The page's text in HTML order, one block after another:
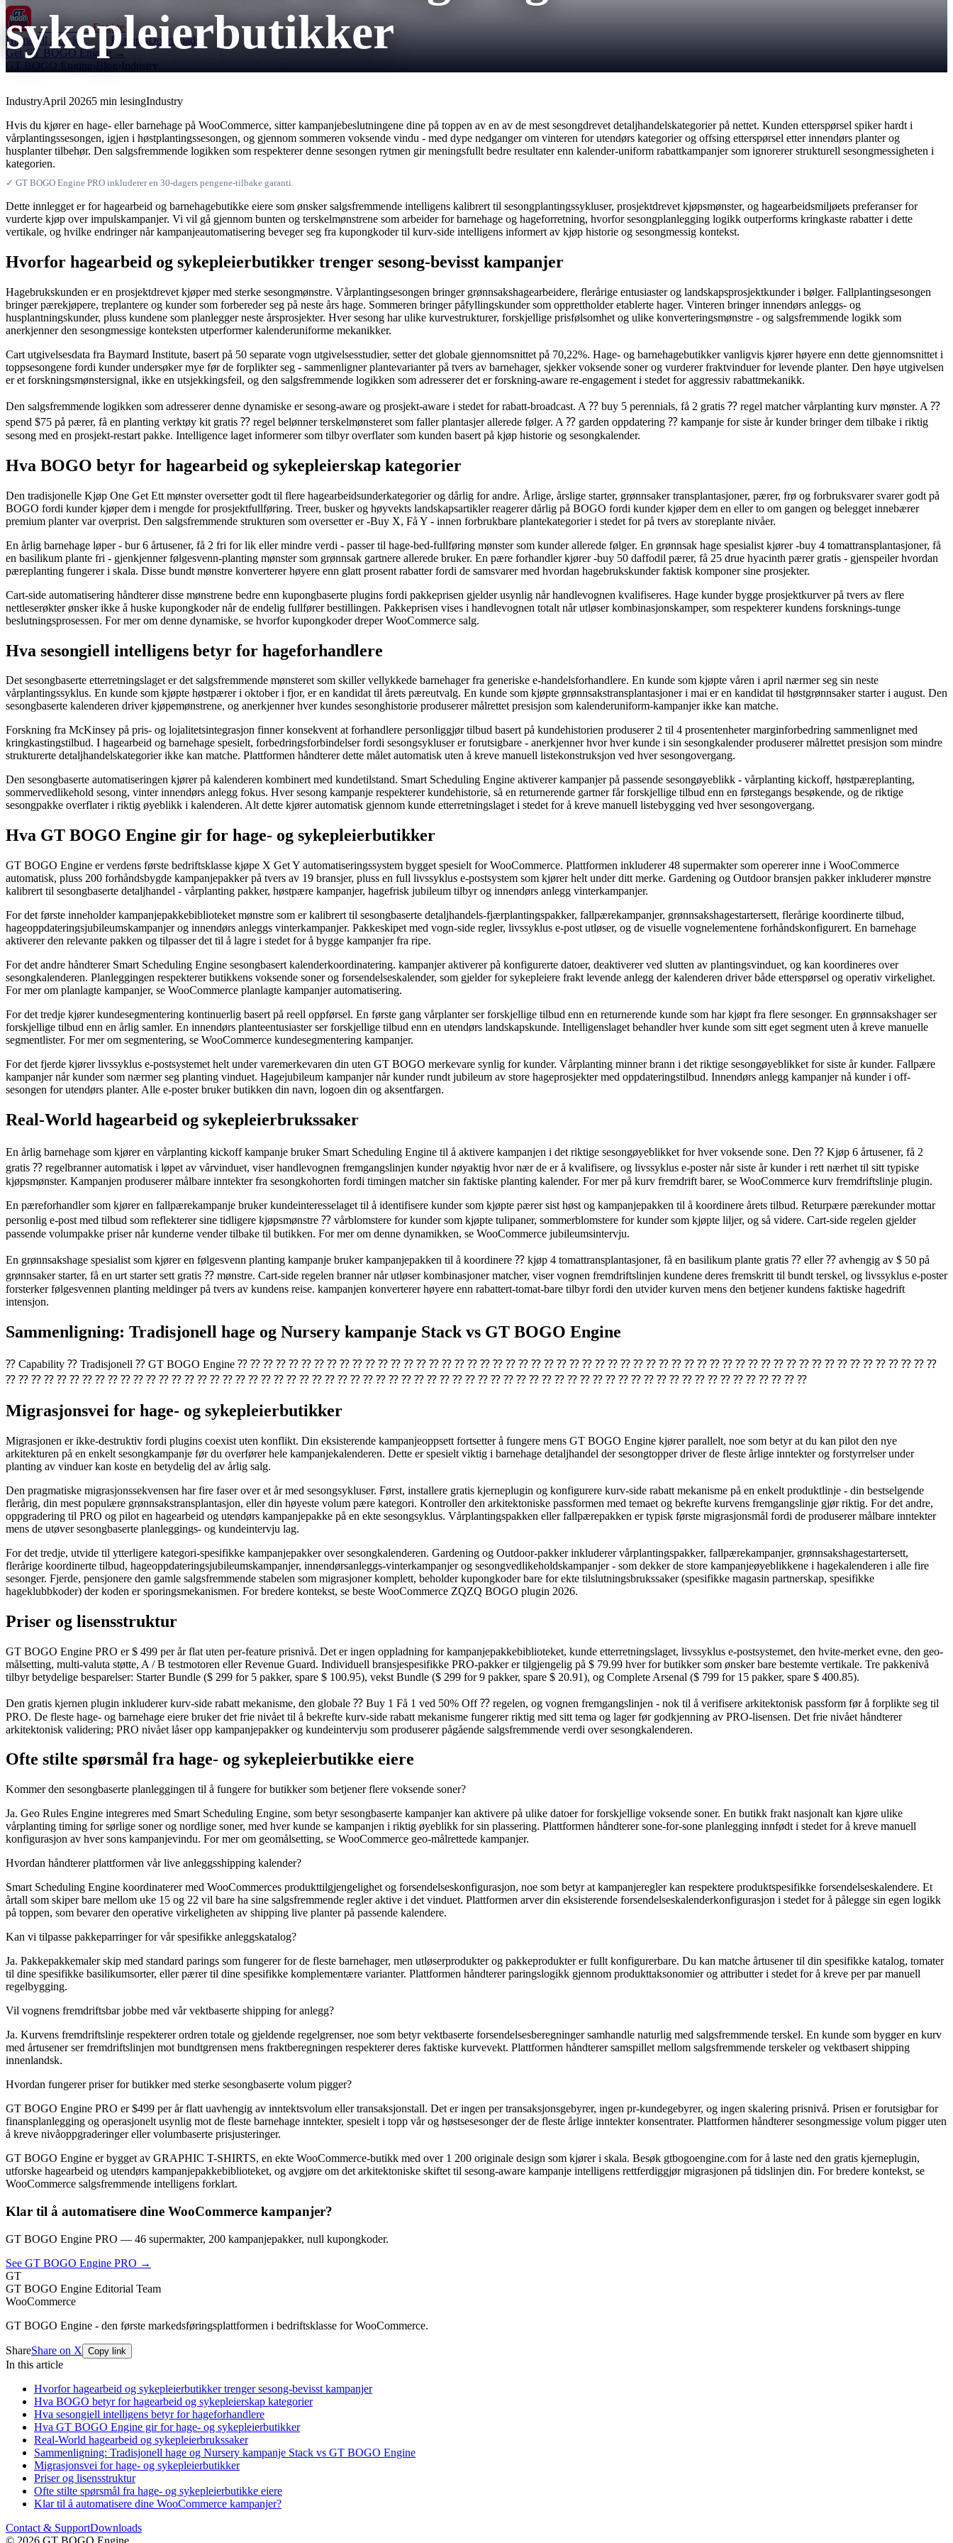
GT BOGOEngine
Home All Articles FeaturesDownloads
Get GT BOGO Engine →
GT BOGO Engine ›Blog ›Industry
sykepleierbutikker
IndustryApril 20265 min lesingIndustry
Hvis du kjører en hage- eller barnehage på WooCommerce, sitter kampanjebeslutningene dine på toppen av en av de mest sesongdrevet detaljhandelskategorier på nettet. Kunden etterspørsel spiker hardt i
vårplantingssesongen, igjen i høstplantingssesongen, og gjennom sommeren voksende vindu - med dype nedganger om vinteren for utendørs kategorier og offsing etterspørsel etter innendørs planter og
husplanter tilbehør. Den salgsfremmende logikken som respekterer denne sesongen rytmen gir meningsfullt bedre resultater enn kalender-uniform rabattkampanjer som ignorerer strukturell sesongmessigheten i
kategorien.
✓ GT BOGO Engine PRO inkluderer en 30-dagers pengene-tilbake garanti.
Dette innlegget er for hagearbeid og barnehagebutikke eiere som ønsker salgsfremmende intelligens kalibrert til sesongplantingssykluser, prosjektdrevet kjøpsmønster, og hagearbeidsmiljøets preferanser for
vurderte kjøp over impulskampanjer. Vi vil gå gjennom bunten og terskelmønstrene som arbeider for barnehage og hageforretning, hvorfor sesongplanlegging logikk outperforms kringkaste rabatter i dette
vertikale, og hvilke endringer når kampanjeautomatisering beveger seg fra kupongkoder til kurv-side intelligens informert av kjøp historie og sesongmessig kontekst.
Hvorfor hagearbeid og sykepleierbutikker trenger sesong-bevisst kampanjer
Hagebrukskunden er en prosjektdrevet kjøper med sterke sesongmønstre. Vårplantingsesongen bringer grønnsakshagearbeidere, flerårige entusiaster og landskapsprosjektkunder i bølger. Fallplantingsesongen
bringer pærekjøpere, treplantere og kunder som forbereder seg på neste års hage. Sommeren bringer påfyllingskunder som opprettholder etablerte hager. Vinteren bringer innendørs anleggs- og
husplantningskunder, pluss kundene som planlegger neste årsprosjekter. Hver sesong har ulike kurvestrukturer, forskjellige prisfølsomhet og ulike konverteringsmønstre - og salgsfremmende logikk som
anerkjenner den sesongmessige konteksten utperformer kalenderuniforme mekanikker.
Cart utgivelsesdata fra Baymard Institute, basert på 50 separate vogn utgivelsesstudier, setter det globale gjennomsnittet på 70,22%. Hage- og barnehagebutikker vanligvis kjører høyere enn dette gjennomsnittet i
toppsesongene fordi kunder undersøker mye før de forplikter seg - sammenligner plantevarianter på tvers av barnehager, sjekker voksende soner og vurderer fraktvinduer for levende planter. Den høye utgivelsen
er et forskningsmønstersignal, ikke en utsjekkingsfeil, og den salgsfremmende logikken som adresserer det er forskning-aware re-engagement i stedet for aggressiv rabattmekanikk.
Den salgsfremmende logikken som adresserer denne dynamiske er sesong-aware og prosjekt-aware i stedet for rabatt-broadcast. A ⁇ buy 5 perennials, få 2 gratis ⁇ regel matcher vårplanting kurv mønster. A ⁇
spend $75 på pærer, få en planting verktøy kit gratis ⁇ regel belønner terskelmønsteret som faller plantasjer allerede følger. A ⁇ garden oppdatering ⁇ kampanje for siste år kunder bringer dem tilbake i riktig
sesong med en prosjekt-restart pakke. Intelligence laget informerer som tilbyr overflater som kunden basert på kjøp historie og sesongkalender.
Hva BOGO betyr for hagearbeid og sykepleierskap kategorier
Den tradisjonelle Kjøp One Get Ett mønster oversetter godt til flere hagearbeidsunderkategorier og dårlig for andre. Årlige, årslige starter, grønnsaker transplantasjoner, pærer, frø og forbruksvarer svarer godt på
BOGO fordi kunder kjøper dem i mengde for prosjektfullføring. Treer, busker og høyvekts landskapsartikler reagerer dårlig på BOGO fordi kunder kjøper dem en eller to om gangen og belegget innebærer
premium planter var overprist. Den salgsfremmende strukturen som oversetter er -Buy X, Få Y - innen forbrukbare plantekategorier i stedet for på tvers av storeplante nivåer.
En årlig barnehage løper - bur 6 årtusener, få 2 fri for lik eller mindre verdi - passer til hage-bed-fullføring mønster som kunder allerede følger. En grønnsak hage spesialist kjører -buy 4 tomattransplantasjoner, få
en basilikum plante fri - gjenkjenner følgesvenn-planting mønster som grønnsak gartnere allerede bruker. En pære forhandler kjører -buy 50 daffodil pærer, få 25 drue hyacinth pærer gratis - gjenspeiler hvordan
pæreplanting fungerer i skala. Disse bundt mønstre konverterer høyere enn glatt prosent rabatter fordi de samsvarer med hvordan hagebrukskunder faktisk komponer sine prosjekter.
Cart-side automatisering håndterer disse mønstrene bedre enn kupongbaserte plugins fordi pakkeprisen gjelder usynlig når handlevognen kvalifiseres. Hage kunder bygge prosjektkurver på tvers av flere
nettleserøkter ønsker ikke å huske kupongkoder når de endelig fullfører bestillingen. Pakkeprisen vises i handlevognen totalt når utløser kombinasjonskamper, som respekterer kundens forsknings-tunge
beslutningsprosessen. For mer om denne dynamiske, se hvorfor kupongkoder dreper WooCommerce salg.
Hva sesongiell intelligens betyr for hageforhandlere
Det sesongbaserte etterretningslaget er det salgsfremmende mønsteret som skiller vellykkede barnehager fra generiske e-handelsforhandlere. En kunde som kjøpte våren i april nærmer seg sin neste
vårplantingssyklus. En kunde som kjøpte høstpærer i oktober i fjor, er en kandidat til årets pæreutvalg. En kunde som kjøpte grønnsakstransplantasjoner i mai er en kandidat til høstgrønnsaker starter i august. Den
sesongbaserte kalenderen driver kjøpemønstrene, og anerkjenner hver kundes sesonghistorie produserer målrettet presisjon som kalenderuniform-kampanjer ikke kan matche.
Forskning fra McKinsey på pris- og lojalitetsintegrasjon finner konsekvent at forhandlere personliggjør tilbud basert på kundehistorien produserer 2 til 4 prosentenheter marginforbedring sammenlignet med
kringkastingstilbud. I hagearbeid og barnehage spesielt, forbedringsforbindelser fordi sesongsykluser er forutsigbare - anerkjenner hvor hver kunde i sin sesongkalender produserer målrettet presisjon som mindre
strukturerte detaljhandelskategorier ikke kan matche. Plattformen håndterer dette målet automatisk uten å kreve manuell listekonstruksjon ved hver sesongovergang.
Den sesongbaserte automatiseringen kjører på kalenderen kombinert med kundetilstand. Smart Scheduling Engine aktiverer kampanjer på passende sesongøyeblikk - vårplanting kickoff, høstpæreplanting,
sommervedlikehold sesong, vinter innendørs anlegg fokus. Hver sesong kampanje respekterer kundehistorie, så en returnerende gartner får forskjellige tilbud enn en førstegangs besøkende, og de riktige
sesongpakke overflater i riktig øyeblikk i kalenderen. Alt dette kjører automatisk gjennom kunde etterretningslaget i stedet for å kreve manuell listebygging ved hver sesongovergang.
Hva GT BOGO Engine gir for hage- og sykepleierbutikker
GT BOGO Engine er verdens første bedriftsklasse kjøpe X Get Y automatiseringssystem bygget spesielt for WooCommerce. Plattformen inkluderer 48 supermakter som opererer inne i WooCommerce
automatisk, pluss 200 forhåndsbygde kampanjepakker på tvers av 19 bransjer, pluss en full livssyklus e-postsystem som kjører helt under ditt merke. Gardening og Outdoor bransjen pakker inkluderer mønstre
kalibrert til sesongbaserte detaljhandel - vårplanting pakker, høstpære kampanjer, hagefrisk jubileum tilbyr og innendørs anlegg vinterkampanjer.
For det første inneholder kampanjepakkebiblioteket mønstre som er kalibrert til sesongbaserte detaljhandels-fjærplantingspakker, fallpærekampanjer, grønnsakshagestartersett, flerårige koordinerte tilbud,
hageoppdateringsjubileumskampanjer og innendørs anleggs vinterkampanjer. Pakkeskipet med vogn-side regler, livssyklus e-post utløser, og de visuelle vognelementene forhåndskonfigurert. En barnehage
aktiverer den relevante pakken og tilpasser det til å lagre i stedet for å bygge kampanjer fra ripe.
For det andre håndterer Smart Scheduling Engine sesongbasert kalenderkoordinatering. kampanjer aktiverer på konfigurerte datoer, deaktiverer ved slutten av plantingsvinduet, og kan koordineres over
sesongkalenderen. Planleggingen respekterer butikkens voksende soner og forsendelseskalender, som gjelder for sykepleiere frakt levende anlegg der kalenderen driver både etterspørsel og operativ virkelighet.
For mer om planlagte kampanjer, se WooCommerce planlagte kampanjer automatisering.
For det tredje kjører kundesegmentering kontinuerlig basert på reell oppførsel. En første gang vårplanter ser forskjellige tilbud enn en returnerende kunde som har kjøpt fra flere sesonger. En grønnsakshager ser
forskjellige tilbud enn en årlig samler. En innendørs planteentusiaster ser forskjellige tilbud enn en utendørs landskapskunde. Intelligenslaget behandler hver kunde som sitt eget segment uten å kreve manuelle
segmentlister. For mer om segmentering, se WooCommerce kundesegmentering kampanjer.
For det fjerde kjører livssyklus e-postsystemet helt under varemerkevaren din uten GT BOGO merkevare synlig for kunder. Vårplanting minner brann i det riktige sesongøyeblikket for siste år kunder. Fallpære
kampanjer når kunder som nærmer seg planting vinduet. Hagejubileum kampanjer når kunder rundt jubileum av store hageprosjekter med oppdateringstilbud. Innendørs anlegg kampanjer nå kunder i off-
sesongen for utendørs planter. Alle e-poster bruker butikken din navn, logoen din og aksentfargen.
Real-World hagearbeid og sykepleierbrukssaker
En årlig barnehage som kjører en vårplanting kickoff kampanje bruker Smart Scheduling Engine til å aktivere kampanjen i det riktige sesongøyeblikket for hver voksende sone. Den ⁇ Kjøp 6 årtusener, få 2
gratis ⁇ regelbranner automatisk i løpet av vårvinduet, viser handlevognen fremgangslinjen kunder nøyaktig hvor nær de er å kvalifisere, og livssyklus e-poster når siste år kunder i rett nærhet til sitt typiske
kjøpsmønster. Kampanjen produserer målbare inntekter fra sesongkohorten fordi timingen matcher sin faktiske planting kalender. For mer på kurv fremdrift barer, se WooCommerce kurv fremdriftslinje plugin.
En pæreforhandler som kjører en fallpærekampanje bruker kundeinteresselaget til å identifisere kunder som kjøpte pærer sist høst og kampanjepakken til å koordinere årets tilbud. Returpære pærekunder mottar
personlig e-post med tilbud som reflekterer sine tidligere kjøpsmønstre ⁇ vårblomstere for kunder som kjøpte tulipaner, sommerblomstere for kunder som kjøpte liljer, og så videre. Cart-side regelen gjelder
passende volumpakke priser når kunderne vender tilbake til butikken. For mer om denne dynamikken, se WooCommerce jubileumsintervju.
En grønnsakshage spesialist som kjører en følgesvenn planting kampanje bruker kampanjepakken til å koordinere ⁇ kjøp 4 tomattransplantasjoner, få en basilikum plante gratis ⁇ eller ⁇ avhengig av $ 50 på
grønnsaker starter, få en urt starter sett gratis ⁇ mønstre. Cart-side regelen branner når utløser kombinasjoner matcher, viser vognen fremdriftslinjen kundene deres fremskritt til bundt terskel, og livssyklus e-poster
forsterker følgesvennen planting meldinger på tvers av kundens reise. kampanjen konverterer høyere enn rabattert-tomat-bare tilbyr fordi den utvider kurven mens den betjener kundens faktiske hagedrift
intensjon.
Sammenligning: Tradisjonell hage og Nursery kampanje Stack vs GT BOGO Engine
⁇ Capability ⁇ Tradisjonell ⁇ GT BOGO Engine ⁇ ⁇ ⁇ ⁇ ⁇ ⁇ ⁇ ⁇ ⁇ ⁇ ⁇ ⁇ ⁇ ⁇ ⁇ ⁇ ⁇ ⁇ ⁇ ⁇ ⁇ ⁇ ⁇ ⁇ ⁇ ⁇ ⁇ ⁇ ⁇ ⁇ ⁇ ⁇ ⁇ ⁇ ⁇ ⁇ ⁇ ⁇ ⁇ ⁇ ⁇ ⁇ ⁇ ⁇ ⁇ ⁇ ⁇ ⁇ ⁇ ⁇ ⁇ ⁇ ⁇ ⁇ ⁇
⁇ ⁇ ⁇ ⁇ ⁇ ⁇ ⁇ ⁇ ⁇ ⁇ ⁇ ⁇ ⁇ ⁇ ⁇ ⁇ ⁇ ⁇ ⁇ ⁇ ⁇ ⁇ ⁇ ⁇ ⁇ ⁇ ⁇ ⁇ ⁇ ⁇ ⁇ ⁇ ⁇ ⁇ ⁇ ⁇ ⁇ ⁇ ⁇ ⁇ ⁇ ⁇ ⁇ ⁇ ⁇ ⁇ ⁇ ⁇ ⁇ ⁇ ⁇ ⁇ ⁇ ⁇ ⁇ ⁇ ⁇ ⁇ ⁇ ⁇ ⁇ ⁇ ⁇
Migrasjonsvei for hage- og sykepleierbutikker
Migrasjonen er ikke-destruktiv fordi plugins coexist uten konflikt. Din eksisterende kampanjeoppsett fortsetter å fungere mens GT BOGO Engine kjører parallelt, noe som betyr at du kan pilot den nye
arkitekturen på en enkelt sesongkampanje før du overfører hele kampanjekalenderen. Dette er spesielt viktig i barnehage detaljhandel der sesongtopper driver de fleste årlige inntekter og forstyrrelser under
planting av vinduer kan koste en betydelig del av årlig salg.
Den pragmatiske migrasjonssekvensen har fire faser over et år med sesongsykluser. Først, installere gratis kjerneplugin og konfigurere kurv-side rabatt mekanisme på en enkelt produktlinje - din bestselgende
flerårig, din mest populære grønnsakstransplantasjon, eller din høyeste volum pære kategori. Kontroller den arkitektoniske passformen med temaet og bekrefte kurvens fremgangslinje gjør riktig. For det andre,
oppgradering til PRO og pilot en hagearbeid og utendørs kampanjepakke på en ekte sesongsyklus. Vårplantingspakken eller fallpærepakken er typisk første migrasjonsmål fordi de produserer målbare inntekter
mens de utøver sesongbaserte planleggings- og kundeintervju lag.
For det tredje, utvide til ytterligere kategori-spesifikke kampanjepakker over sesongkalenderen. Gardening og Outdoor-pakker inkluderer vårplantingspakker, fallpærekampanjer, grønnsakshagestartersett,
flerårige koordinerte tilbud, hageoppdateringsjubileumskampanjer, innendørsanleggs-vinterkampanjer og sesongvedlikeholdskampanjer - som dekker de store kampanjeøyeblikkene i hagekalenderen i alle fire
sesonger. Fjerde, pensjonere den gamle salgsfremmende stabelen som migrasjoner komplett, beholder kupongkoder bare for ekte tilslutningsbrukssaker (spesifikke magasin partnerskap, spesifikke
hageklubbkoder) der koden er sporingsmekanismen. For bredere kontekst, se beste WooCommerce ZQZQ BOGO plugin 2026.
Priser og lisensstruktur
GT BOGO Engine PRO er $ 499 per år flat uten per-feature prisnivå. Det er ingen oppladning for kampanjepakkebiblioteket, kunde etterretningslaget, livssyklus e-postsystemet, den hvite-merket evne, den geo-
målsetting, multi-valuta støtte, A / B testmotoren eller Revenue Guard. Individuell bransjespesifikke PRO-pakker er tilgjengelig på $ 79.99 hver for butikker som ønsker bare bestemte vertikale. Tre pakkenivå
tilbyr betydelige besparelser: Starter Bundle ($ 299 for 5 pakker, spare $ 100.95), vekst Bundle ($ 299 for 9 pakker, spare $ 20.91), og Complete Arsenal ($ 799 for 15 pakker, spare $ 400.85).
Den gratis kjernen plugin inkluderer kurv-side rabatt mekanisme, den globale ⁇ Buy 1 Få 1 ved 50% Off ⁇ regelen, og vognen fremgangslinjen - nok til å verifisere arkitektonisk passform før å forplikte seg til
PRO. De fleste hage- og barnehage eiere bruker det frie nivået til å bekrefte kurv-side rabatt mekanisme fungerer riktig med sitt tema og lager før godkjenning av PRO-lisensen. Det frie nivået håndterer
arkitektonisk validering; PRO nivået låser opp kampanjepakker og kundeintervju som produserer pågående salgsfremmende verdi over sesongkalenderen.
Ofte stilte spørsmål fra hage- og sykepleierbutikke eiere
Kommer den sesongbaserte planleggingen til å fungere for butikker som betjener flere voksende soner?
Ja. Geo Rules Engine integreres med Smart Scheduling Engine, som betyr sesongbaserte kampanjer kan aktivere på ulike datoer for forskjellige voksende soner. En butikk frakt nasjonalt kan kjøre ulike
vårplanting timing for sørlige soner og nordlige soner, med hver kunde se kampanjen i riktig øyeblikk for sin plassering. Plattformen håndterer sone-for-sone planlegging innfødt i stedet for å kreve manuell
konfigurasjon av hver sons kampanjevindu. For mer om geomålsetting, se WooCommerce geo-målrettede kampanjer.
Hvordan håndterer plattformen vår live anleggsshipping kalender?
Smart Scheduling Engine koordinaterer med WooCommerces produkttilgjengelighet og forsendelseskonfigurasjon, noe som betyr at kampanjeregler kan respektere produktspesifikke forsendelseskalendere. Et
årtall som skiper bare mellom uke 15 og 22 vil bare ha sine salgsfremmende regler aktive i det vinduet. Plattformen arver din eksisterende forsendelseskalenderkonfigurasjon i stedet for å pålegge sin egen logikk
på toppen, som bevarer den operative virkeligheten av shipping live planter på passende kalendere.
Kan vi tilpasse pakkeparringer for vår spesifikke anleggskatalog?
Ja. Pakkepakkemaler skip med standard parings som fungerer for de fleste barnehager, men utløserprodukter og pakkeprodukter er fullt konfigurerbare. Du kan matche årtusener til din spesifikke katalog, tomater
til dine spesifikke basilikumsorter, eller pærer til dine spesifikke komplementære varianter. Plattformen håndterer paringslogikk gjennom produkttaksonomier og attributter i stedet for å kreve per par manuell
regelbygging.
Vil vognens fremdriftsbar jobbe med vår vektbaserte shipping for anlegg?
Ja. Kurvens fremdriftslinje respekterer ordren totale og gjeldende regelgrenser, noe som betyr vektbaserte forsendelsesberegninger samhandle naturlig med salgsfremmende terskel. En kunde som bygger en kurv
med årtusener ser fremdriftslinjen mot bundtgrensen mens fraktberegningen respekterer deres faktiske kurvevekt. Plattformen håndterer samspillet mellom salgsfremmende terskeler og vektbasert shipping
innenlandsk.
Hvordan fungerer priser for butikker med sterke sesongbaserte volum pigger?
GT BOGO Engine PRO er $499 per år flatt uavhengig av inntektsvolum eller transaksjonstall. Det er ingen per transaksjonsgebyrer, ingen pr-kundegebyrer, og ingen skalering prisnivå. Prisen er forutsigbar for
finansplanlegging og operasjonelt usynlig mot de fleste barnehage inntekter, spesielt i topp vår og høstsesesonger der de fleste årlige inntekter konsentrater. Plattformen håndterer sesongmessige volum pigger uten
å kreve nivåoppgraderinger eller volumbaserte prisjusteringer.
GT BOGO Engine er bygget av GRAPHIC T-SHIRTS, en ekte WooCommerce-butikk med over 1 200 originale design som kjører i skala. Besøk gtbogoengine.com for å laste ned den gratis kjerneplugin,
utforske hagearbeid og utendørs kampanjepakkebiblioteket, og avgjøre om det arkitektoniske skiftet til sesong-aware kampanje intelligens rettferdiggjør migrasjonen på tidslinjen din. For bredere kontekst, se
WooCommerce salgsfremmende intelligens forklart.
Klar til å automatisere dine WooCommerce kampanjer?
GT BOGO Engine PRO — 46 supermakter, 200 kampanjepakker, null kupongkoder.
See GT BOGO Engine PRO →
GT
GT BOGO Engine Editorial Team
WooCommerce
GT BOGO Engine - den første markedsføringsplattformen i bedriftsklasse for WooCommerce.
ShareShare on X Copy link
In this article
Hvorfor hagearbeid og sykepleierbutikker trenger sesong-bevisst kampanjer
Hva BOGO betyr for hagearbeid og sykepleierskap kategorier
Hva sesongiell intelligens betyr for hageforhandlere
Hva GT BOGO Engine gir for hage- og sykepleierbutikker
Real-World hagearbeid og sykepleierbrukssaker
Sammenligning: Tradisjonell hage og Nursery kampanje Stack vs GT BOGO Engine
Migrasjonsvei for hage- og sykepleierbutikker
Priser og lisensstruktur
Ofte stilte spørsmål fra hage- og sykepleierbutikke eiere
Klar til å automatisere dine WooCommerce kampanjer?
Contact & SupportDownloads
© 2026 GT BOGO Engine.